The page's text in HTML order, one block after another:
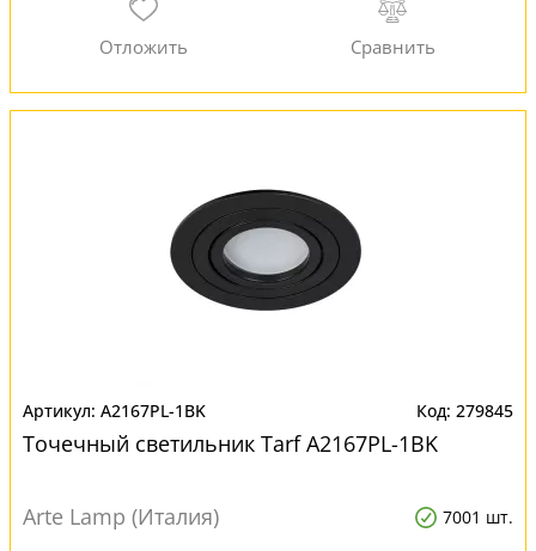
A2167PL-1BK 279845
Точечный светильник Tarf A2167PL-1BK
Arte Lamp (Италия) 7001 шт.